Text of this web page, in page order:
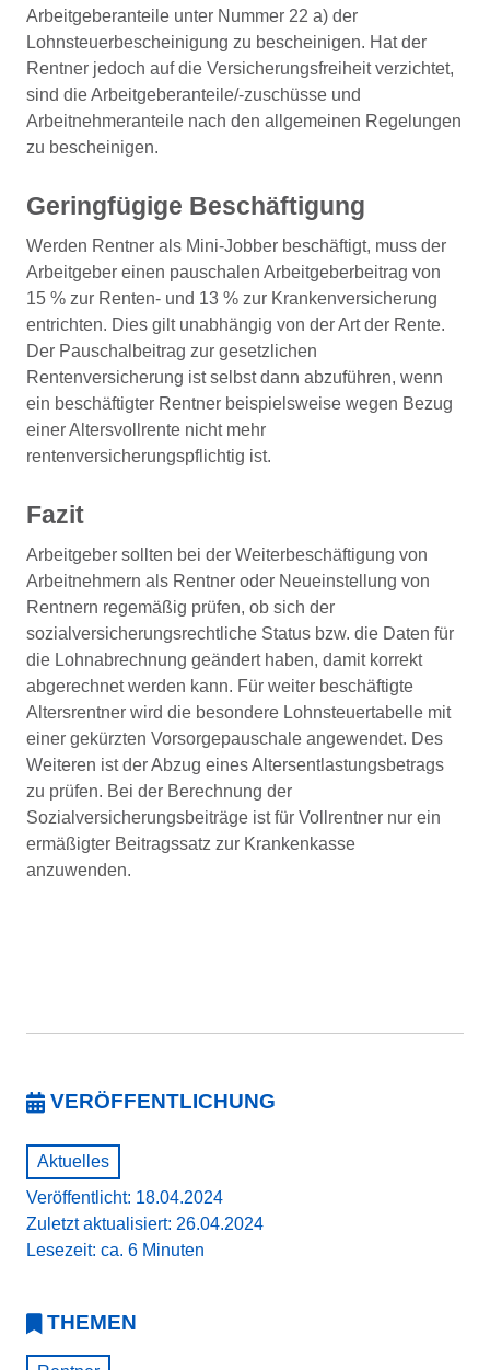
Arbeitgeberanteile unter Nummer 22 a) der
Lohnsteuerbescheinigung zu bescheinigen. Hat der
Rentner jedoch auf die Versicherungsfreiheit verzichtet,
sind die Arbeitgeberanteile/-zuschüsse und
Arbeitnehmeranteile nach den allgemeinen Regelungen
zu bescheinigen.
Geringfügige Beschäftigung
Werden Rentner als Mini-Jobber beschäftigt, muss der
Arbeitgeber einen pauschalen Arbeitgeberbeitrag von
15 % zur Renten- und 13 % zur Krankenversicherung
entrichten. Dies gilt unabhängig von der Art der Rente.
Der Pauschalbeitrag zur gesetzlichen
Rentenversicherung ist selbst dann abzuführen, wenn
ein beschäftigter Rentner beispielsweise wegen Bezug
einer Altersvollrente nicht mehr
rentenversicherungspflichtig ist.
Fazit
Arbeitgeber sollten bei der Weiterbeschäftigung von
Arbeitnehmern als Rentner oder Neueinstellung von
Rentnern regemäßig prüfen, ob sich der
sozialversicherungsrechtliche Status bzw. die Daten für
die Lohnabrechnung geändert haben, damit korrekt
abgerechnet werden kann. Für weiter beschäftigte
Altersrentner wird die besondere Lohnsteuertabelle mit
einer gekürzten Vorsorgepauschale angewendet. Des
Weiteren ist der Abzug eines Altersentlastungsbetrags
zu prüfen. Bei der Berechnung der
Sozialversicherungsbeiträge ist für Vollrentner nur ein
ermäßigter Beitragssatz zur Krankenkasse
anzuwenden.
VERÖFFENTLICHUNG
Aktuelles
Veröffentlicht: 18.04.2024
Zuletzt aktualisiert: 26.04.2024
Lesezeit: ca. 6 Minuten
THEMEN